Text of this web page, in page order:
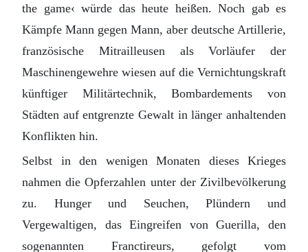
the game‹ würde das heute heißen. Noch gab es
Kämpfe Mann gegen Mann, aber deutsche Artillerie,
französische Mitrailleusen als Vorläufer der
Maschinengewehre wiesen auf die Vernichtungskraft
künftiger Militärtechnik, Bombardements von
Städten auf entgrenzte Gewalt in länger anhaltenden
Konflikten hin.
Selbst in den wenigen Monaten dieses Krieges
nahmen die Opferzahlen unter der Zivilbevölkerung
zu. Hunger und Seuchen, Plündern und
Vergewaltigen, das Eingreifen von Guerilla, den
sogenannten Franctireurs, gefolgt vom